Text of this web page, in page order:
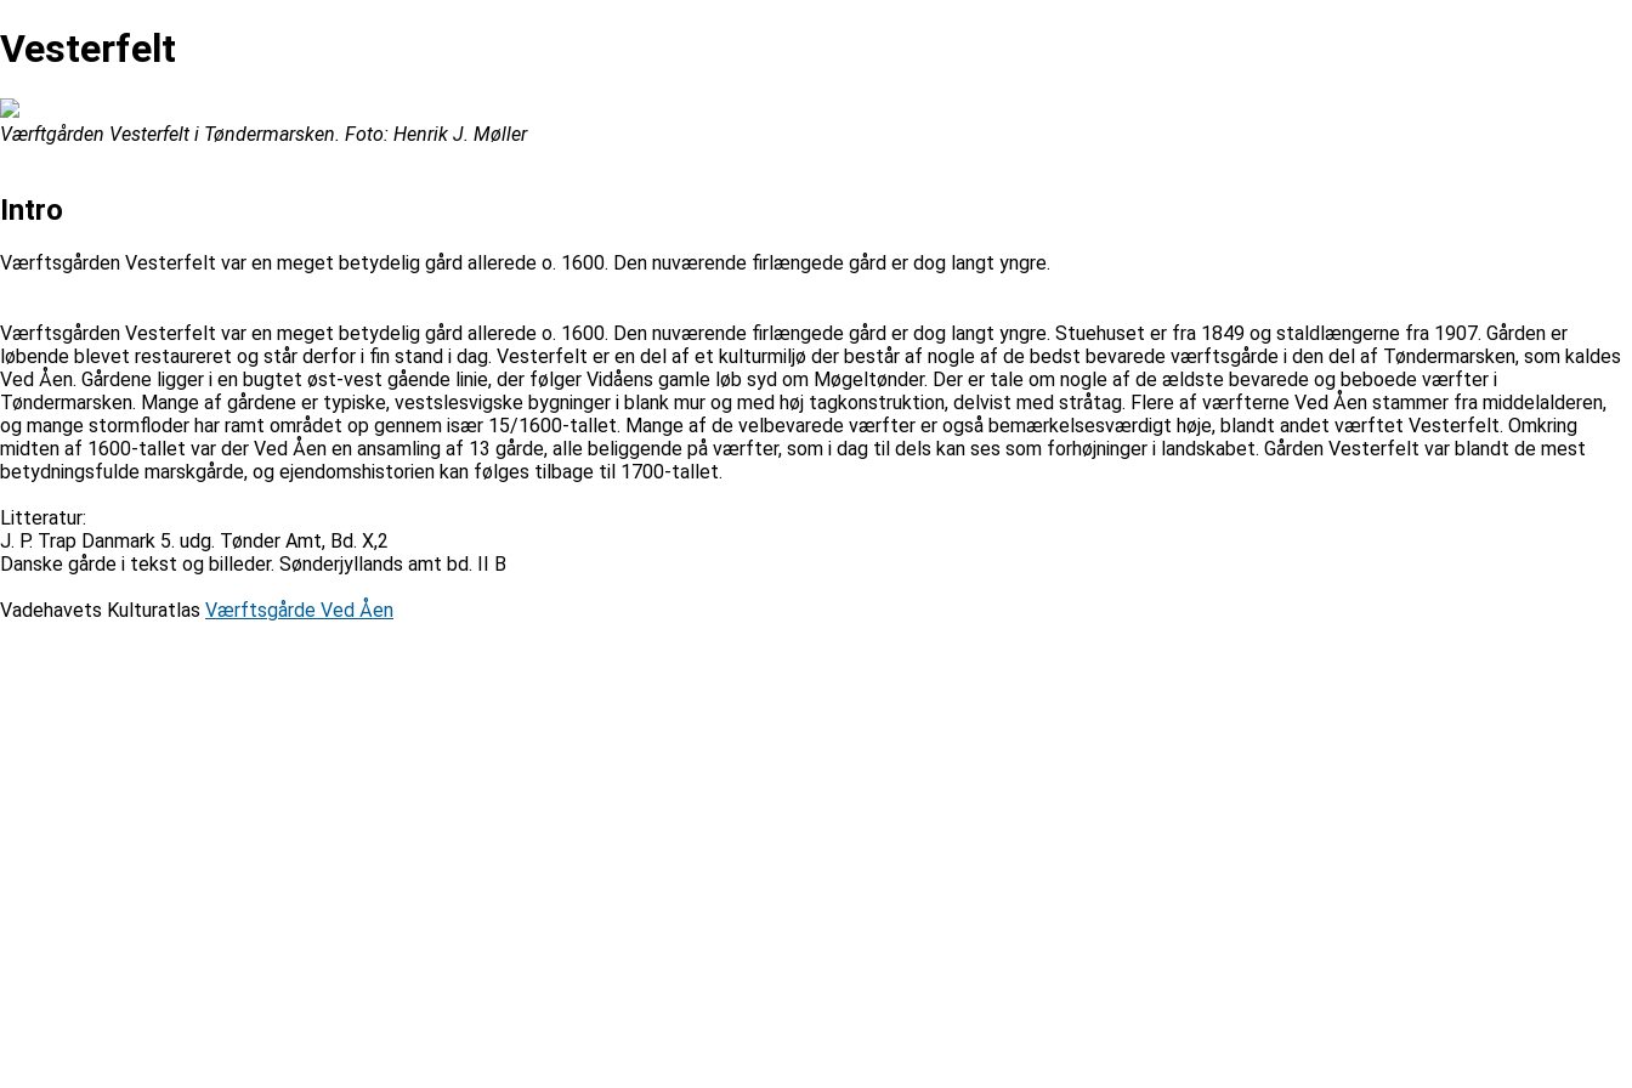
Vesterfelt
Værftgården Vesterfelt i Tøndermarsken. Foto: Henrik J. Møller
Intro
Værftsgården Vesterfelt var en meget betydelig gård allerede o. 1600. Den nuværende firlængede gård er dog langt yngre.
Værftsgården Vesterfelt var en meget betydelig gård allerede o. 1600. Den nuværende firlængede gård er dog langt yngre. Stuehuset er fra 1849 og staldlængerne fra 1907. Gården er
løbende blevet restaureret og står derfor i fin stand i dag. Vesterfelt er en del af et kulturmiljø der består af nogle af de bedst bevarede værftsgårde i den del af Tøndermarsken, som kaldes
Ved Åen. Gårdene ligger i en bugtet øst-vest gående linie, der følger Vidåens gamle løb syd om Møgeltønder. Der er tale om nogle af de ældste bevarede og beboede værfter i
Tøndermarsken. Mange af gårdene er typiske, vestslesvigske bygninger i blank mur og med høj tagkonstruktion, delvist med stråtag. Flere af værfterne Ved Åen stammer fra middelalderen,
og mange stormfloder har ramt området op gennem især 15/1600-tallet. Mange af de velbevarede værfter er også bemærkelsesværdigt høje, blandt andet værftet Vesterfelt. Omkring
midten af 1600-tallet var der Ved Åen en ansamling af 13 gårde, alle beliggende på værfter, som i dag til dels kan ses som forhøjninger i landskabet. Gården Vesterfelt var blandt de mest
betydningsfulde marskgårde, og ejendomshistorien kan følges tilbage til 1700-tallet.
Litteratur:
J. P. Trap Danmark 5. udg. Tønder Amt, Bd. X,2
Danske gårde i tekst og billeder. Sønderjyllands amt bd. II B
Vadehavets Kulturatlas Værftsgårde Ved Åen